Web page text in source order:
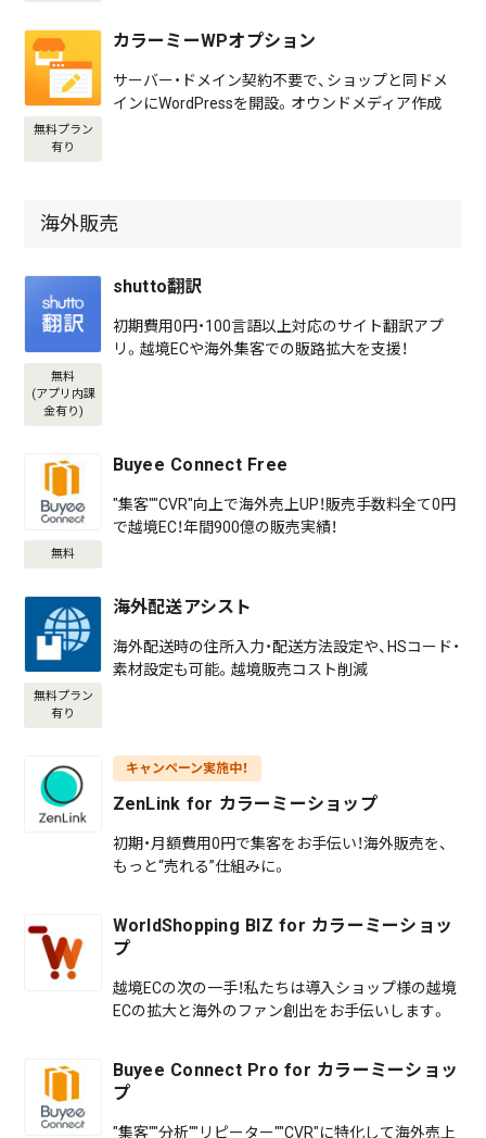
無料プラン
有り
カラーミーWPオプション
サーバー・ドメイン契約不要で、ショップと同ドメ
インにWordPressを開設。オウンドメディア作成
海外販売
無料
(アプリ内課
金有り)
shutto翻訳
初期費用0円・100言語以上対応のサイト翻訳アプ
リ。越境ECや海外集客での販路拡大を支援！
無料
Buyee Connect Free
"集客""CVR"向上で海外売上UP！販売手数料全て0円
で越境EC！年間900億の販売実績！
無料プラン
有り
海外配送アシスト
海外配送時の住所入力・配送方法設定や、HSコード・
素材設定も可能。越境販売コスト削減
キャンペーン実施中！
ZenLink for カラーミーショップ
初期・月額費用0円で集客をお手伝い！海外販売を、
もっと“売れる”仕組みに。
WorldShopping BIZ for カラーミーショッ
プ
越境ECの次の一手！私たちは導入ショップ様の越境
ECの拡大と海外のファン創出をお手伝いします。
Buyee Connect Pro for カラーミーショッ
プ
"集客""分析""リピーター""CVR"に特化して海外売上